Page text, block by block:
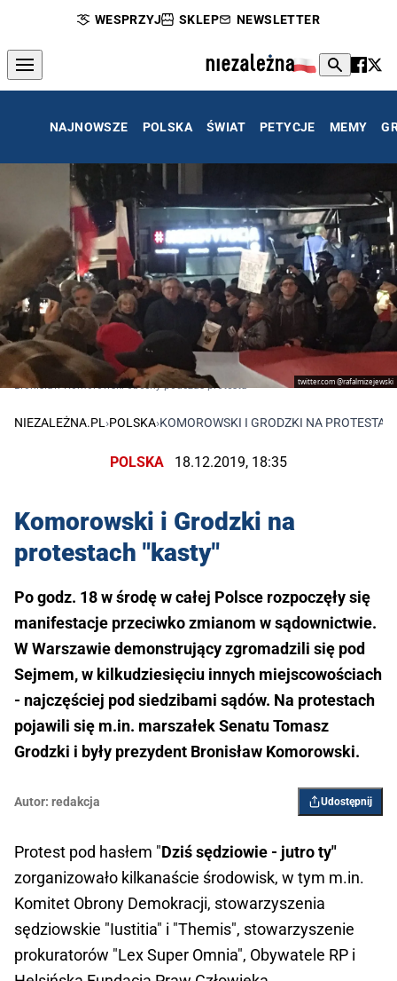
WESPRZYJ SKLEP NEWSLETTER
NAJNOWSZE POLSKA ŚWIAT PETYCJE MEMY
twitter.com @rafalmizejewski
Bronisław Komorowski obecny podczas protestu
NIEZALEŻNA.PL›POLSKA›KOMOROWSKI I GRODZKI NA
POLSKA 18.12.2019, 18:35
Komorowski i Grodzki na
protestach "kasty"
Po godz. 18 w środę w całej Polsce rozpoczęły się
manifestacje przeciwko zmianom w sądownictwie.
W Warszawie demonstrujący zgromadzili się pod
Sejmem, w kilkudziesięciu innych miejscowościach
- najczęściej pod siedzibami sądów. Na protestach
pojawili się m.in. marszałek Senatu Tomasz
Grodzki i były prezydent Bronisław Komorowski.
Autor: redakcja Udostępnij
Protest pod hasłem "Dziś sędziowie - jutro ty"
zorganizowało kilkanaście środowisk, w tym m.in.
Komitet Obrony Demokracji, stowarzyszenia
sędziowskie "Iustitia" i "Themis", stowarzyszenie
prokuratorów "Lex Super Omnia", Obywatele RP i